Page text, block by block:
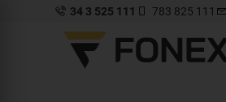
34 3 525 111 783 825 111